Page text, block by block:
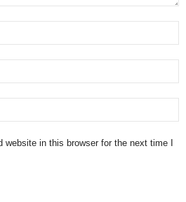
website in this browser for the next time I